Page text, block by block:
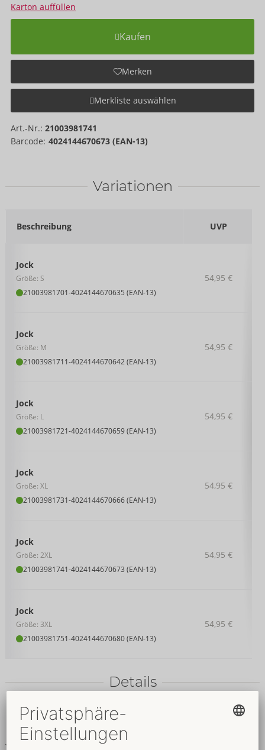
Karton auffüllen
Kaufen
Merken
Merkliste auswählen
Art.-Nr.: 21003981741
Barcode: 4024144670673 (EAN-13)
Variationen
Beschreibung UVP
Jock
Größe: S
21003981701-4024144670635 (EAN-13)
54,95 €
Jock
Größe: M
21003981711-4024144670642 (EAN-13)
54,95 €
Jock
Größe: L
21003981721-4024144670659 (EAN-13)
54,95 €
Jock
Größe: XL
21003981731-4024144670666 (EAN-13)
54,95 €
Jock
Größe: 2XL
21003981741-4024144670673 (EAN-13)
54,95 €
Jock
Größe: 3XL
21003981751-4024144670680 (EAN-13)
54,95 €
Details
Produkttext
Ouvert-Pants aus feinem Netz